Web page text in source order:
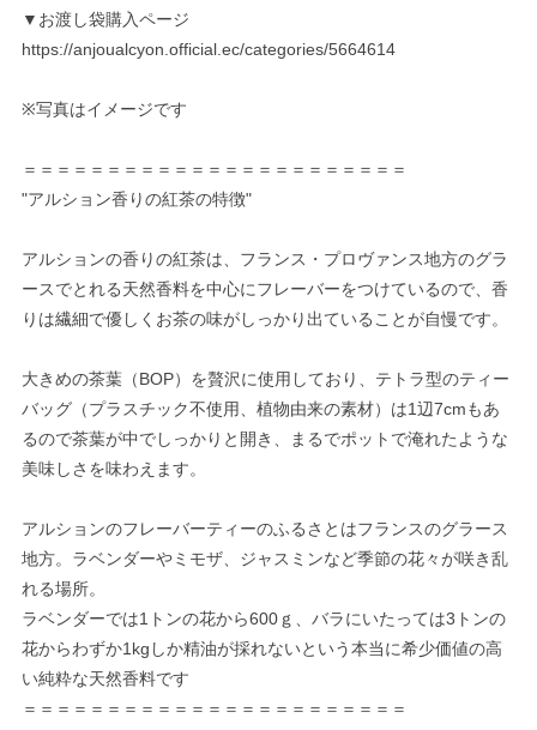
▼お渡し袋購入ページ
https://anjoualcyon.official.ec/categories/5664614
※写真はイメージです
＝＝＝＝＝＝＝＝＝＝＝＝＝＝＝＝＝＝＝＝＝＝＝
"アルション香りの紅茶の特徴"
アルションの香りの紅茶は、フランス・プロヴァンス地方のグラ
ースでとれる天然香料を中心にフレーバーをつけているので、香
りは繊細で優しくお茶の味がしっかり出ていることが自慢です。
大きめの茶葉（BOP）を贅沢に使用しており、テトラ型のティー
バッグ（プラスチック不使用、植物由来の素材）は1辺7cmもあ
るので茶葉が中でしっかりと開き、まるでポットで淹れたような
美味しさを味わえます。
アルションのフレーバーティーのふるさとはフランスのグラース
地方。ラベンダーやミモザ、ジャスミンなど季節の花々が咲き乱
れる場所。
ラベンダーでは1トンの花から600ｇ、バラにいたっては3トンの
花からわずか1kgしか精油が採れないという本当に希少価値の高
い純粋な天然香料です
＝＝＝＝＝＝＝＝＝＝＝＝＝＝＝＝＝＝＝＝＝＝＝